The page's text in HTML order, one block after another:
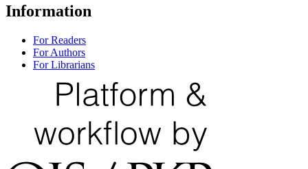
Information
For Readers
For Authors
For Librarians